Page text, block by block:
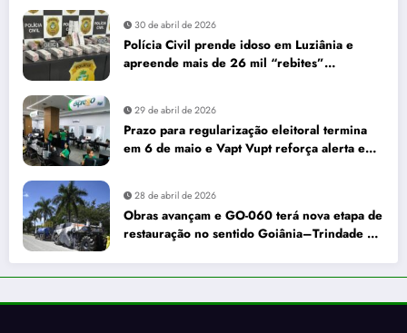
30 de abril de 2026
Polícia Civil prende idoso em Luziânia e
apreende mais de 26 mil “rebites”
29 de abril de 2026
Prazo para regularização eleitoral termina
em 6 de maio e Vapt Vupt reforça alerta em
28 de abril de 2026
Obras avançam e GO-060 terá nova etapa de
restauração no sentido Goiânia–Trindade a